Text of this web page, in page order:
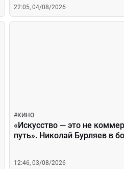
22:05, 04/08/2026
#КИНО
«Искусство — это не
путь». Николай Бурляев в
12:46, 03/08/2026